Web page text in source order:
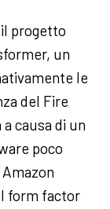
progetto
un
le
del Fire
causa di un
poco
form factor